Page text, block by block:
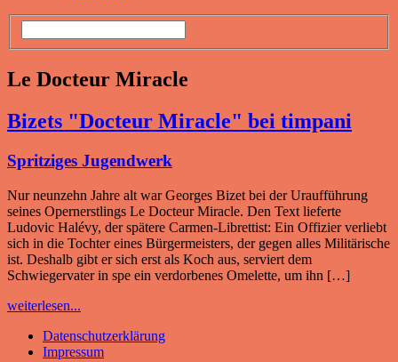
Le Docteur Miracle
Bizets "Docteur Miracle" bei timpani
Spritziges Jugendwerk
Nur neunzehn Jahre alt war Georges Bizet bei der Uraufführung
seines Opernerstlings Le Docteur Miracle. Den Text lieferte
Ludovic Halévy, der spätere Carmen-Librettist: Ein Offizier verliebt
sich in die Tochter eines Bürgermeisters, der gegen alles Militärische
ist. Deshalb gibt er sich erst als Koch aus, serviert dem
Schwiegervater in spe ein verdorbenes Omelette, um ihn […]
weiterlesen...
Datenschutzerklärung
Impressum